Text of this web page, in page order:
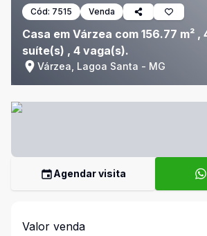
Cód: 7515 Venda
Casa em Várzea com 156.77 m²
suíte(s) , 4 vaga(s).
Várzea, Lagoa Santa - MG
Agendar visita
Valor venda